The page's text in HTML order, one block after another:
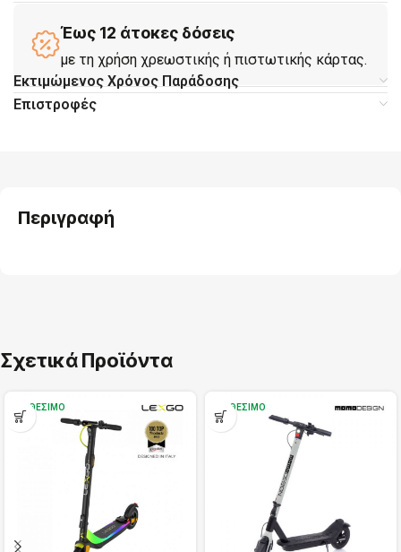
Έως 12 άτοκες δόσεις
με τη χρήση χρεωστικής ή πιστωτικής κάρτας.
Εκτιμώμενος Χρόνος Παράδοσης
Επιστροφές
Περιγραφή
Σχετικά Προϊόντα
ΔΙΑΘΈΣΙΜΟ ΔΙΑΘΈΣΙΜΟ